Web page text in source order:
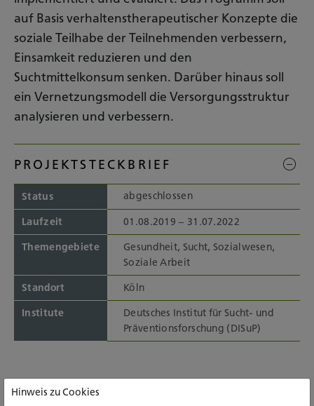
auf Basis verhaltenstherapeutischer Konzepte die
soziale Teilhabe der Teilnehmenden verbessern,
Einsamkeit reduzieren und den
Suchtmittelkonsum senken. Darüber hinaus soll
ein Vernetzungsmodell die Versorgungsstruktur
analysieren und verbessern.
PROJEKTSTECKBRIEF
Status abgeschlossen
Laufzeit
01.08.2019 – 31.07.2022
Themengebiete
Gesundheit, Sucht, Sozialwesen,
Soziale Arbeit
Standort
Köln
Institute
Deutsches Institut für Sucht- und
Präventionsforschung (DISuP)
PROJEKTBESCHREIBUNG
Hinweis zu Cookies